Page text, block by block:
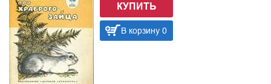
КУПИТЬ
В корзину 0